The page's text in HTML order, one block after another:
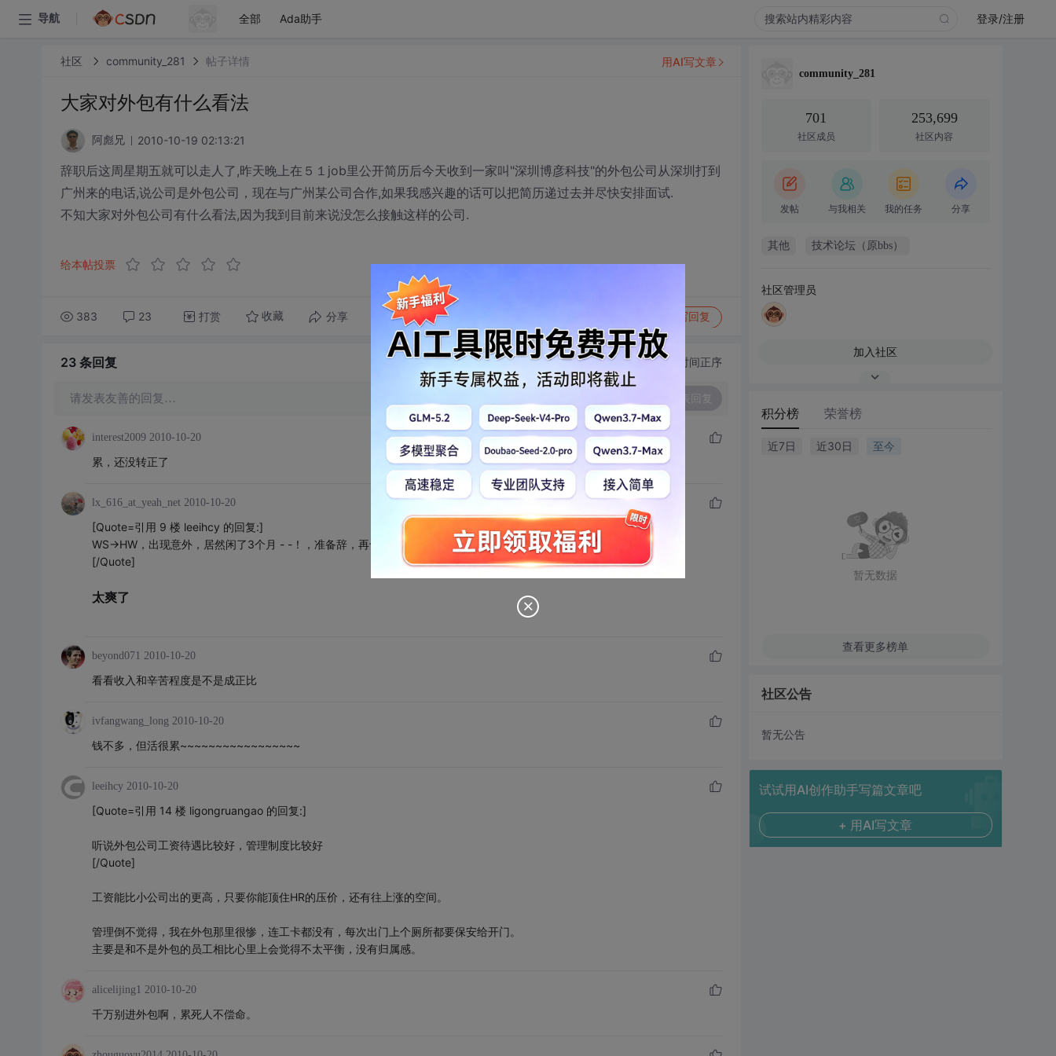
导航 全部 Ada助手 登录/注册
社区 community_281 帖子详情
大家对外包有什么看法
阿彪兄 2010-10-19 02:13:21
辞职后这周星期五就可以走人了,昨天晚上在５１job里公开简历后今天收到一家叫"深圳博彦科技"的外包公司从深圳打到
广州来的电话,说公司是外包公司，现在与广州某公司合作,如果我感兴趣的话可以把简历递过去并尽快安排面试.
不知大家对外包公司有什么看法,因为我到目前来说没怎么接触这样的公司.
给本帖投票
383 23 打赏 收藏 分享 转发到动态 写回复
用AI写文章
23 条回复 切换为时间正序
请发表友善的回复…
interest2009 2010-10-20
累，还没转正了
lx_616_at_yeah_net 2010-10-20
[Quote=引用 9 楼 leeihcy 的回复:]
WS->HW，出现意外，居然闲了3个月 - -！，准备辞，再也不干外包了。
[/Quote]
太爽了
beyond071 2010-10-20
看看收入和辛苦程度是不是成正比
ivfangwang_long 2010-10-20
钱不多，但活很累~~~~~~~~~~~~~~~~~
leeihcy 2010-10-20
[Quote=引用 14 楼 ligongruangao 的回复:]
听说外包公司工资待遇比较好，管理制度比较好
[/Quote]
工资能比小公司出的更高，只要你能顶住HR的压价，还有往上涨的空间。
管理倒不觉得，我在外包那里很惨，连工卡都没有，每次出门上个厕所都要保安给开门。
主要是和不是外包的员工相比心里上会觉得不太平衡，没有归属感。
alicelijing1 2010-10-20
千万别进外包啊，累死人不偿命。
community_281
701
社区成员
253,699
社区内容
发帖 与我相关 我的任务 分享
其他 技术论坛（原bbs）
社区管理员
加入社区
积分榜 荣誉榜
近7日 近30日 至今
暂无数据
查看更多榜单
社区公告
暂无公告
试试用AI创作助手写篇文章吧
+ 用AI写文章